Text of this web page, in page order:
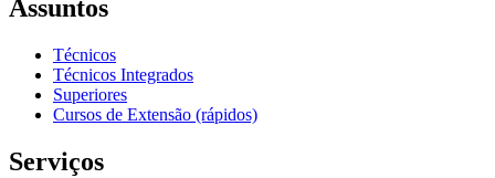
Assuntos
Técnicos
Técnicos Integrados
Superiores
Cursos de Extensão (rápidos)
Serviços